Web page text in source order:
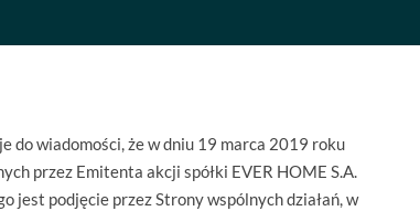
do wiadomości, że w dniu 19 marca 2019 roku
przez Emitenta akcji spółki EVER HOME S.A.
jest podjęcie przez Strony wspólnych działań, w